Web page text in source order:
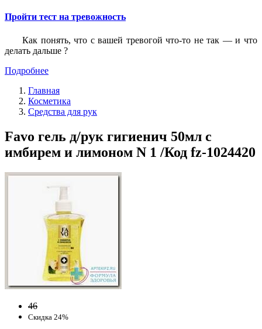
Пройти тест на тревожность
Как понять, что с вашей тревогой что-то не так — и что
делать дальше ?
Подробнее
Главная
Косметика
Средства для рук
Favo гель д/рук гигиенич 50мл с
имбирем и лимоном N 1 /Код fz-1024420
46
Скидка 24%